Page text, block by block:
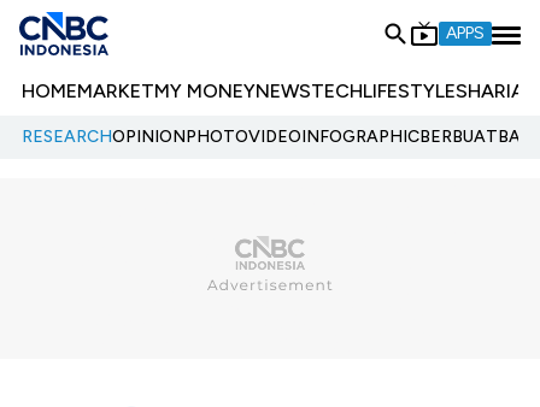
APPS
HOMEMARKETMY MONEYNEWSTECHLIFESTYLESHARIA
RESEARCHOPINIONPHOTOVIDEOINFOGRAPHIC